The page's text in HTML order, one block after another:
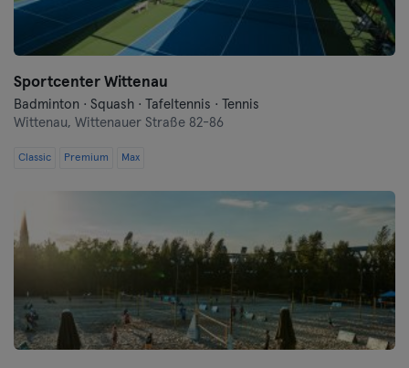
Sportcenter Wittenau
Badminton · Squash · Tafeltennis · Tennis
Wittenau, Wittenauer Straße 82-86
Classic Premium Max